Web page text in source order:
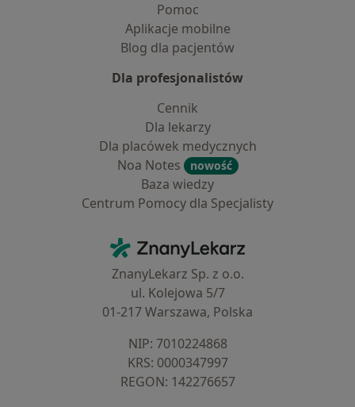
Pomoc
Aplikacje mobilne
Blog dla pacjentów
Dla profesjonalistów
Cennik
Dla lekarzy
Dla placówek medycznych
Noa Notes
nowość
Baza wiedzy
Centrum Pomocy dla Specjalisty
ZnanyLekarz - Strona główna
ZnanyLekarz Sp. z o.o.
ul. Kolejowa 5/7
01-217 Warszawa, Polska
NIP: ⁠7010224868
KRS: ⁠0000347997
REGON: ⁠142276657